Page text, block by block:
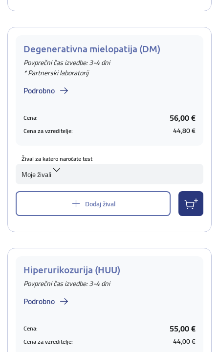
Degenerativna mielopatija (DM)
Povprečni čas izvedbe: 3-4 dni
* Partnerski laboratorij
Podrobno
Cena: 56,00 €
Cena za vzreditelje: 44,80 €
Žival za katero naročate test
Moje živali
Dodaj žival
Hiperurikozurija (HUU)
Povprečni čas izvedbe: 3-4 dni
Podrobno
Cena: 55,00 €
Cena za vzreditelje: 44,00 €